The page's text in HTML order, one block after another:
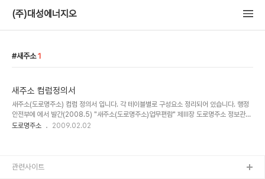
(주)대성에너지오
새주소 1
새주소 컴럼정의서
새주소(도로명주소) 컴럼 정의서 입니다. 각 테이블별로 구성요소 정리되어 있습니다. 행정
안전부에 에서 발간(2008.5) "새주소(도로명주소)업무편람" 제Ⅲ장 도로명주소 정보관리
3. 도로명주소 레이어별 DB구축 부분과 함께 참조하시면 될거 같습니다.
도로명주소 2009.02.02
관련사이트